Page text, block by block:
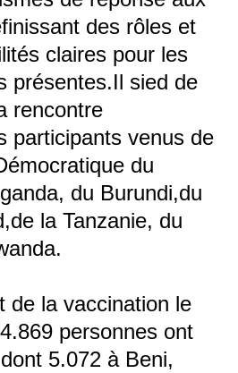
des rôles et
claires pour les
présentes.Il sied de
rencontre
participants venus de
du
du Burundi,du
la Tanzanie, du
de la vaccination le
personnes ont
5.072 à Beni,